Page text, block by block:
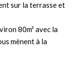
sur la terrasse et
80m² avec la
mènent à la